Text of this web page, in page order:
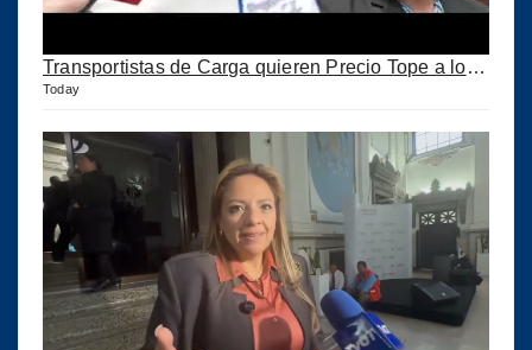
Transportistas de Carga quieren Precio Tope a los combustibles
Today